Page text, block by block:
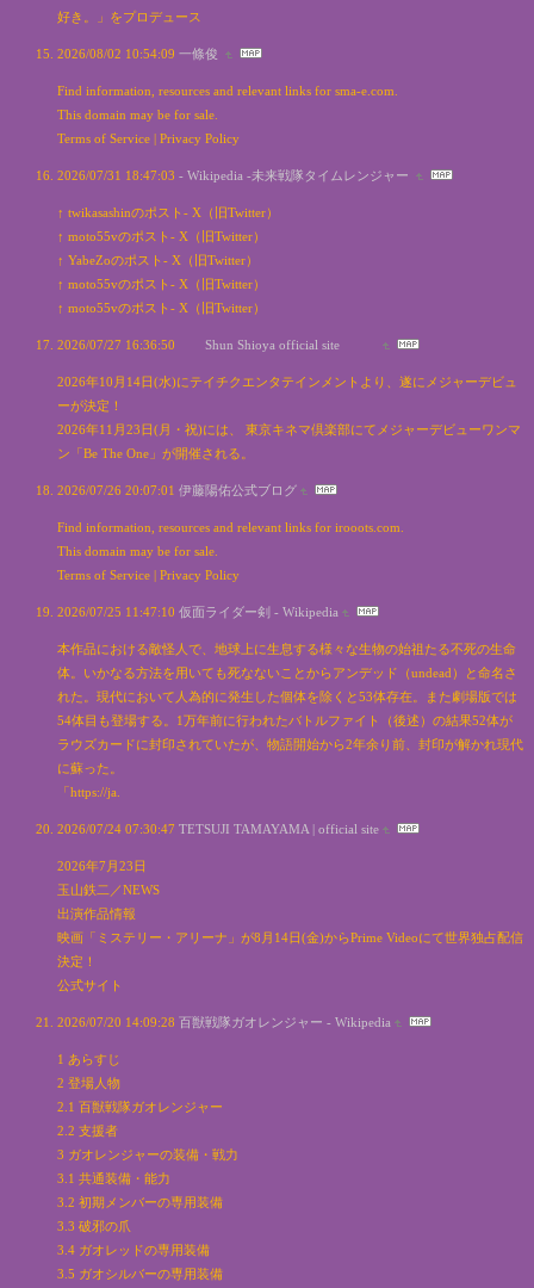
好き。」をプロデュース
2026/08/02 10:54:09 一條俊
Find information, resources and relevant links for sma-e.com.
This domain may be for sale.
Terms of Service | Privacy Policy
2026/07/31 18:47:03 - Wikipedia -未来戦隊タイムレンジャー
↑ twikasashinのポスト- X（旧Twitter）
↑ moto55vのポスト- X（旧Twitter）
↑ YabeZoのポスト- X（旧Twitter）
↑ moto55vのポスト- X（旧Twitter）
↑ moto55vのポスト- X（旧Twitter）
2026/07/27 16:36:50 Shun Shioya official site
2026年10月14日(水)にテイチクエンタテインメントより、遂にメジャーデビュ
ーが決定！
2026年11月23日(月・祝)には、 東京キネマ倶楽部にてメジャーデビューワンマ
ン「Be The One」が開催される。
2026/07/26 20:07:01 伊藤陽佑公式ブログ
Find information, resources and relevant links for irooots.com.
This domain may be for sale.
Terms of Service | Privacy Policy
2026/07/25 11:47:10 仮面ライダー剣 - Wikipedia
本作品における敵怪人で、地球上に生息する様々な生物の始祖たる不死の生命
体。いかなる方法を用いても死なないことからアンデッド（undead）と命名さ
れた。現代において人為的に発生した個体を除くと53体存在。また劇場版では
54体目も登場する。1万年前に行われたバトルファイト（後述）の結果52体が
ラウズカードに封印されていたが、物語開始から2年余り前、封印が解かれ現代
に蘇った。
「https://ja.
2026/07/24 07:30:47 TETSUJI TAMAYAMA | official site
2026年7月23日
玉山鉄二／NEWS
出演作品情報
映画「ミステリー・アリーナ」が8月14日(金)からPrime Videoにて世界独占配信
決定！
公式サイト
2026/07/20 14:09:28 百獣戦隊ガオレンジャー - Wikipedia
1 あらすじ
2 登場人物
2.1 百獣戦隊ガオレンジャー
2.2 支援者
3 ガオレンジャーの装備・戦力
3.1 共通装備・能力
3.2 初期メンバーの専用装備
3.3 破邪の爪
3.4 ガオレッドの専用装備
3.5 ガオシルバーの専用装備